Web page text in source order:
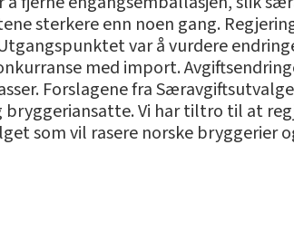
sterkere enn noen gang.
var å vurdere
med import.
Forslagene fra
Vi har tiltro til at
som vil rasere norske bryggerier